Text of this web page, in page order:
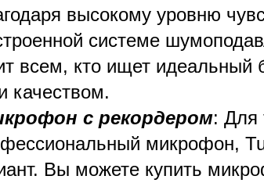
высокому уровню
системе
всем, кто ищет идеальный
качеством.
с рекордером: Для
микрофон,
Вы можете купить